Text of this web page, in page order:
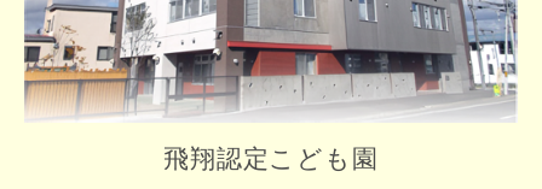
飛翔認定こども園